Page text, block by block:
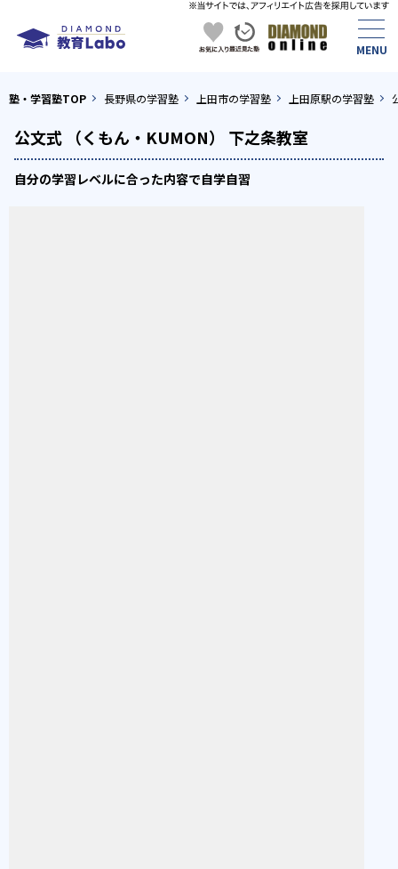
塾・学習塾TOP 長野県の学習塾 上田市の学習塾 上田原駅の学習塾
公文式 （くもん・KUMON） 下之条教室
自分の学習レベルに合った内容で自学自習